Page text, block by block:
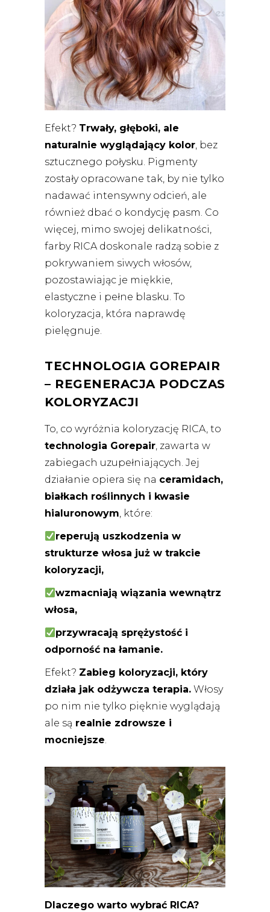
Efekt? Trwały, głęboki, ale
naturalnie wyglądający kolor, bez
sztucznego połysku. Pigmenty
zostały opracowane tak, by nie tylko
nadawać intensywny odcień, ale
również dbać o kondycję pasm. Co
więcej, mimo swojej delikatności,
farby RICA doskonale radzą sobie z
pokrywaniem siwych włosów,
pozostawiając je miękkie,
elastyczne i pełne blasku. To
koloryzacja, która naprawdę
pielęgnuje.
TECHNOLOGIA GOREPAIR
– REGENERACJA PODCZAS
KOLORYZACJI
To, co wyróżnia koloryzację RICA, to
technologia Gorepair, zawarta w
zabiegach uzupełniających. Jej
działanie opiera się na ceramidach,
białkach roślinnych i kwasie
hialuronowym, które:
reperują uszkodzenia w
strukturze włosa już w trakcie
koloryzacji,
wzmacniają wiązania wewnątrz
włosa,
przywracają sprężystość i
odporność na łamanie.
Efekt? Zabieg koloryzacji, który
działa jak odżywcza terapia. Włosy
po nim nie tylko pięknie wyglądają
ale są realnie zdrowsze i
mocniejsze.
Dlaczego warto wybrać RICA?